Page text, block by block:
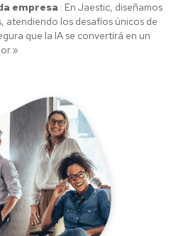
empresa : En Jaestic, diseñamos
atendiendo los desafíos únicos de
que la IA se convertirá en un